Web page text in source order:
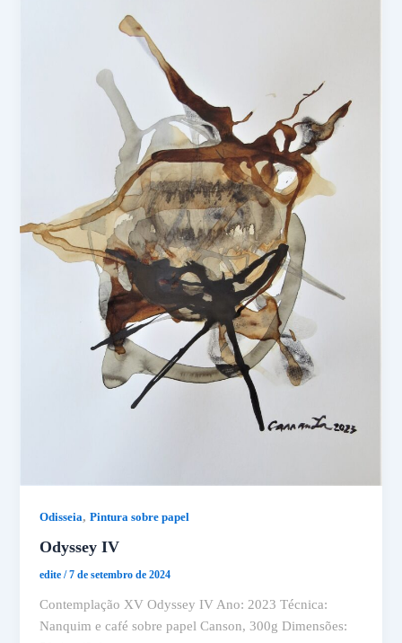
Odisseia,Pintura sobre papel
Odyssey IV
edite/7 de setembro de 2024
Contemplação XV Odyssey IV Ano: 2023 Técnica:
Nanquim e café sobre papel Canson, 300g Dimensões: